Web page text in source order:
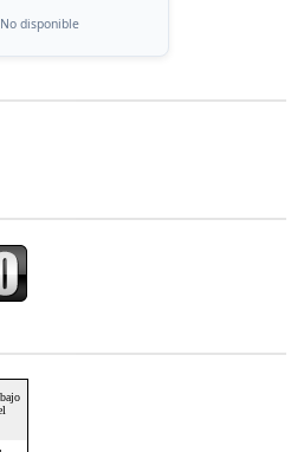
No disponible